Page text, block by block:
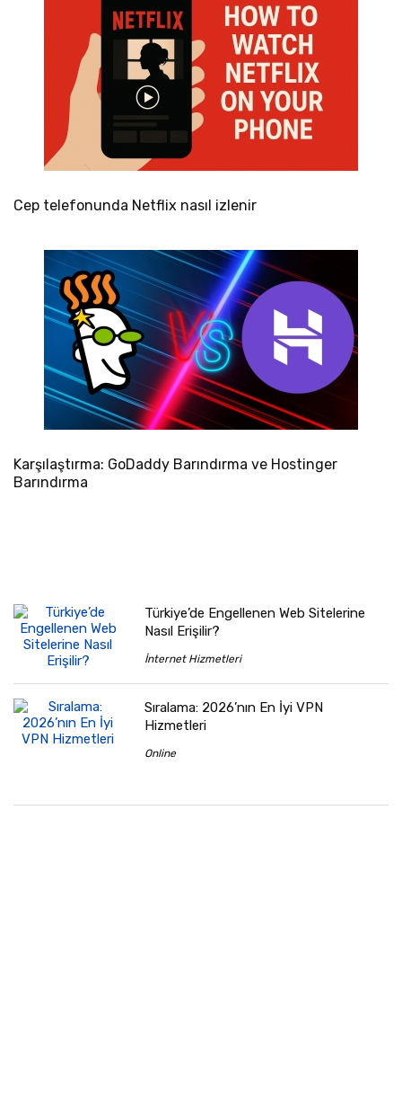
Cep telefonunda Netflix nasıl izlenir
Karşılaştırma: GoDaddy Barındırma ve Hostinger
Barındırma
Türkiye’de Engellenen Web Sitelerine
Nasıl Erişilir?
İnternet Hizmetleri
Sıralama: 2026’nın En İyi VPN
Hizmetleri
Online